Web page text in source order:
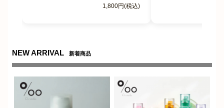
1,800円(税込)
NEW ARRIVAL 新着商品